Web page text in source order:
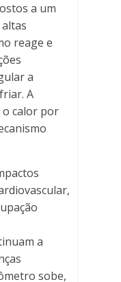
a um
reage e
a
A
o calor por
a
sobe,